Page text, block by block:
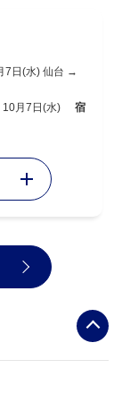
7日(水) 仙台 →
10月7日(水)
宿